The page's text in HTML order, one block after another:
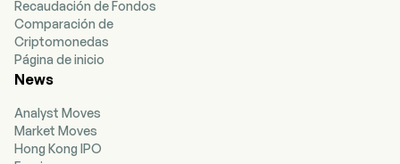
Recaudación de Fondos
Comparación de
Criptomonedas
Página de inicio
News
Analyst Moves
Market Moves
Hong Kong IPO